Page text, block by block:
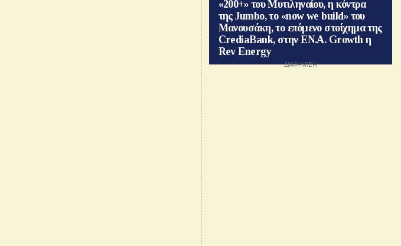
«200+» του Μυτιληναίου, η κόντρα
της Jumbo, το «now we build» του
Μανουσάκη, το επόμενο στοίχημα της
CrediaBank, στην ΕΝ.Α. Growth η
Rev Energy